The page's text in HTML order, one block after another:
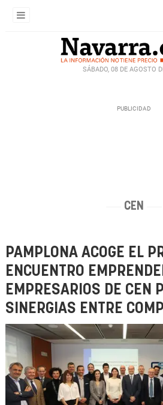
SÁBADO, 08 DE AGOSTO
CEN
PAMPLONA ACOGE EL
ENCUENTRO
EMPRESARIOS DE CEN
SINERGIAS ENTRE